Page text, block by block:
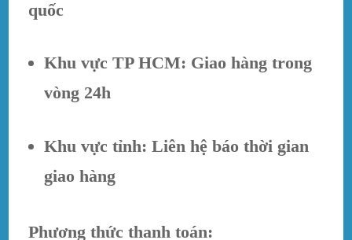
quốc
Khu vực TP HCM: Giao hàng trong
vòng 24h
Khu vực tỉnh: Liên hệ báo thời gian
giao hàng
Phương thức thanh toán: